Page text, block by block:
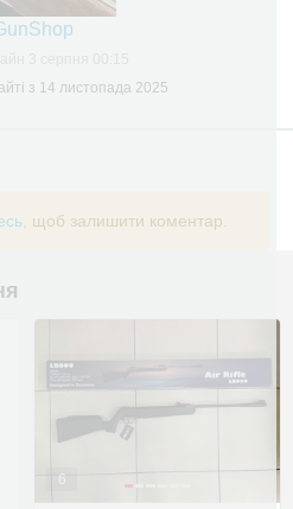
з 14 листопада 2025
, щоб залишити коментар.
6